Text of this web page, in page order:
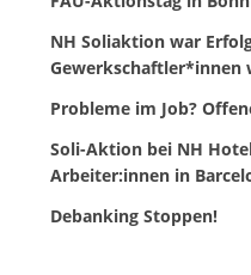
NH Soliaktion war
Gewerkschaftler*innen
Probleme im Job?
Soli-Aktion bei NH
Arbeiter:innen in
Debanking Stoppen!